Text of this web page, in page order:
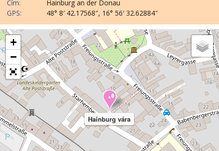
Cím:
Hainburg an der Donau
GPS:
48° 8′ 42.17568″, 16° 56′ 32.62884″
Hainburg vára
+
−